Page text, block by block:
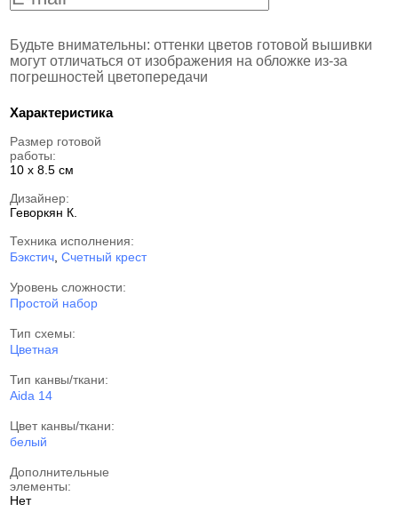
Будьте внимательны: оттенки цветов готовой вышивки
могут отличаться от изображения на обложке из-за
погрешностей цветопередачи
Характеристика
Размер готовой
работы:
10 x 8.5 см
Дизайнер:
Геворкян К.
Техника исполнения:
Бэкстич ,Счетный крест
Уровень сложности:
Простой набор
Тип схемы:
Цветная
Тип канвы/ткани:
Aida 14
Цвет канвы/ткани:
белый
Дополнительные
элементы:
Нет